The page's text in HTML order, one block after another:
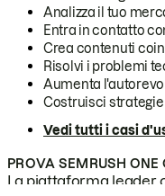
Analizza il tuo
Entra in contatto
Crea contenuti
Risolvi i problemi
Aumenta
Costruisci
Vedi tutti i casi
PROVA SEMRUSH ONE
La piattaforma leader